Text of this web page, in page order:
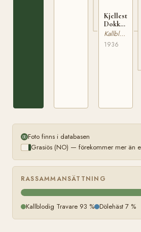
Kjellestad
Dokka
(NO)
T-517
Kallblodig Travare
1936
Foto finns i databasen
Grasiös (NO) — förekommer mer än
RASSAMMANSÄTTNING
Kallblodig Travare 93 % Dölehäst 7 %